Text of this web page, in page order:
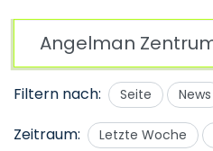
Filtern nach:
Seite News
Zeitraum: Letzte Woche